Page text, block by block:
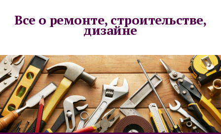
Все о ремонте, строительстве,
дизайне